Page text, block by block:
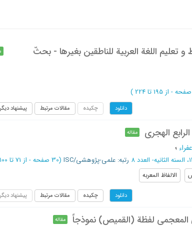
و تعلیم اللغة العربیة للناطقین بغیرها - بحثّ
از 195 تا 224 )
دانلود چکیده مقالات مرتبط پیشنهاد
الهجری مقاله
؛
رتبه: علمی-پژوهشی/ISC (‎30 صفحه - از 71 تا 100
الالفاظ المعربه
دانلود چکیده مقالات مرتبط پیشنهاد
المعجمي لفظة (القمیص) نموذجاً مقاله